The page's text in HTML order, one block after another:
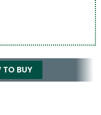
TO BUY